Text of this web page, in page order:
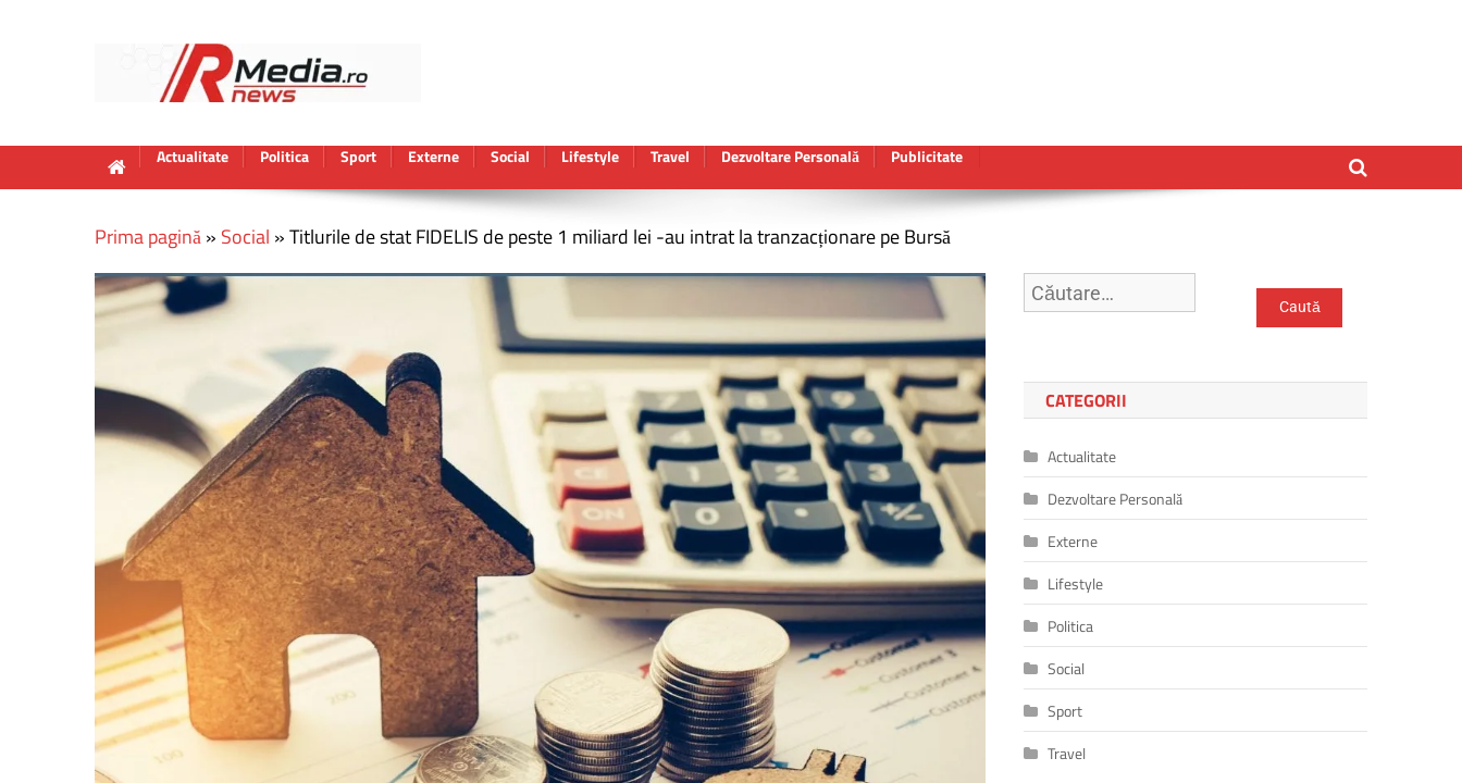
Actualitate Politica Sport Externe Social Lifestyle Travel Dezvoltare Personală Publicitate
Prima pagină» Social »Titlurile de stat FIDELIS de peste 1 miliard lei -au intrat la tranzacționare pe Bursă
Caută
după:
CATEGORII
Actualitate
Dezvoltare Personală
Externe
Lifestyle
Politica
Social
Sport
Travel